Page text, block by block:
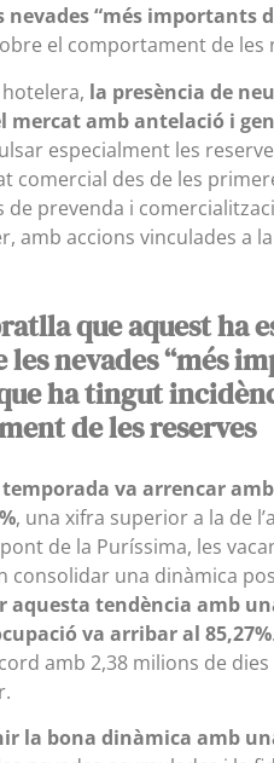
nevades “més importants
el comportament de les
hotelera, la presència de
mercat amb antelació i
especialment les
comercial des de les
de prevenda i
amb accions vinculades a
que aquest ha
les nevades “més
ha tingut
de les reserves
va arrencar
, una xifra superior a la de
de la Puríssima, les
consolidar una dinàmica
aquesta tendència amb
va arribar al 85,27%
amb 2,38 milions de dies
la bona dinàmica amb